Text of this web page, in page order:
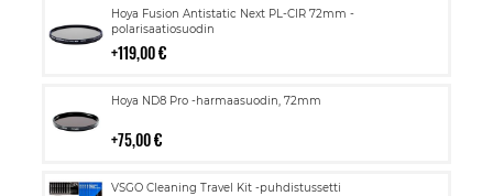
Hoya Fusion Antistatic Next PL-CIR 72mm -
polarisaatiosuodin
119,00 €
Lisää
ostoskoriin
Hoya ND8 Pro -harmaasuodin, 72mm
75,00 €
Lisää
VSGO Cleaning Travel Kit -puhdistussetti
Lisää